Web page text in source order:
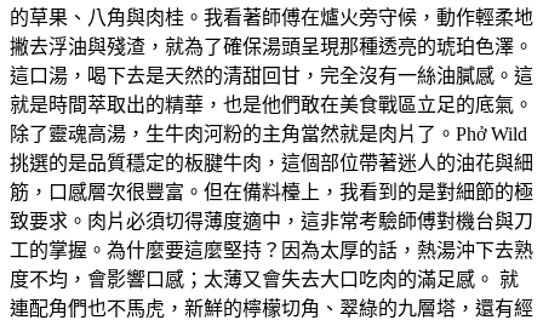
的草果、八角與肉桂。我看著師傅在爐火旁守候，動作輕柔地
撇去浮油與殘渣，就為了確保湯頭呈現那種透亮的琥珀色澤。
這口湯，喝下去是天然的清甜回甘，完全沒有一絲油膩感。這
就是時間萃取出的精華，也是他們敢在美食戰區立足的底氣。
除了靈魂高湯，生牛肉河粉的主角當然就是肉片了。Phở Wild
挑選的是品質穩定的板腱牛肉，這個部位帶著迷人的油花與細
筋，口感層次很豐富。但在備料檯上，我看到的是對細節的極
致要求。肉片必須切得薄度適中，這非常考驗師傅對機台與刀
工的掌握。為什麼要這麼堅持？因為太厚的話，熱湯沖下去熟
度不均，會影響口感；太薄又會失去大口吃肉的滿足感。 就
連配角們也不馬虎，新鮮的檸檬切角、翠綠的九層塔，還有經